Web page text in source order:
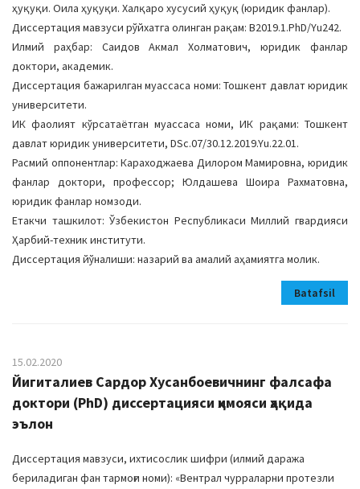
ҳуқуқи. Оила ҳуқуқи. Халқаро хусусий ҳуқуқ (юридик фанлар).
Диссертация мавзуси рўйхатга олинган рақам: В2019.1.PhD/Yu242.
Илмий раҳбар: Саидов Акмал Холматович, юридик фанлар
доктори, академик.
Диссертация бажарилган муассаса номи: Тошкент давлат юридик
университети.
ИК фаолият кўрсатаётган муассаса номи, ИК рақами: Тошкент
давлат юридик университети, DSc.07/30.12.2019.Yu.22.01.
Расмий оппонентлар: Караходжаева Дилором Мамировна, юридик
фанлар доктори, профессор; Юлдашева Шоира Рахматовна,
юридик фанлар номзоди.
Етакчи ташкилот: Ўзбекистон Республикаси Миллий гвардияси
Ҳарбий-техник институти.
Диссертация йўналиши: назарий ва амалий аҳамиятга молик.
Batafsil
15.02.2020
Йигиталиев Сардор Хусанбоевичнинг фалсафа
доктори (PhD) диссертацияси ҳимояси ҳақида
эълон
Диссертация мавзуси, ихтисослик шифри (илмий даража
бериладиган фан тармоғи номи): «Вентрал чурраларни протезли